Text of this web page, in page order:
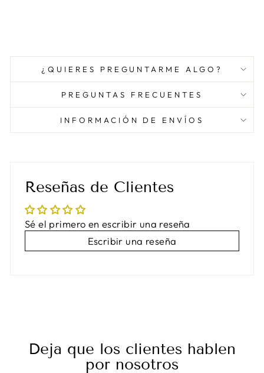
¿QUIERES PREGUNTARME ALGO?
PREGUNTAS FRECUENTES
INFORMACIÓN DE ENVÍOS
Reseñas de Clientes
Sé el primero en escribir una reseña
Escribir una reseña
Deja que los clientes hablen
por nosotros